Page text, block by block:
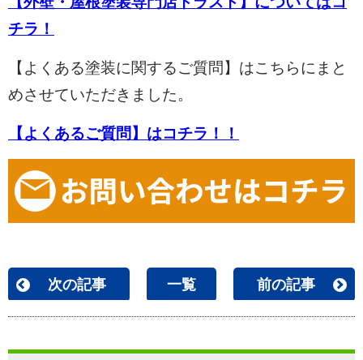
チラ！
【よくある塗装に関するご質問】はこちらにまと
めさせていただきました。
【よくあるご質問】はコチラ！！
次の記事 一覧 前の記事